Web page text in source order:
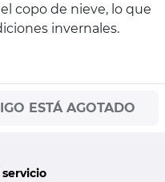
copo de nieve, lo que
invernales.
ESTÁ AGOTADO